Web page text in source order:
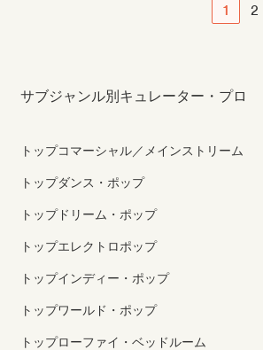
1 2
サブジャンル別キュレーター・プロ
トップコマーシャル／メインストリーム
トップダンス・ポップ
トップドリーム・ポップ
トップエレクトロポップ
トップインディー・ポップ
トップワールド・ポップ
トップローファイ・ベッドルーム